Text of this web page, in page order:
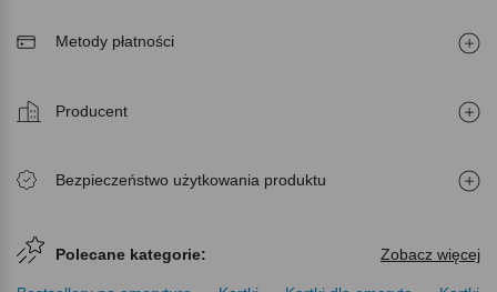
Metody płatności
Producent
Bezpieczeństwo użytkowania produktu
Polecane kategorie: Zobacz więcej